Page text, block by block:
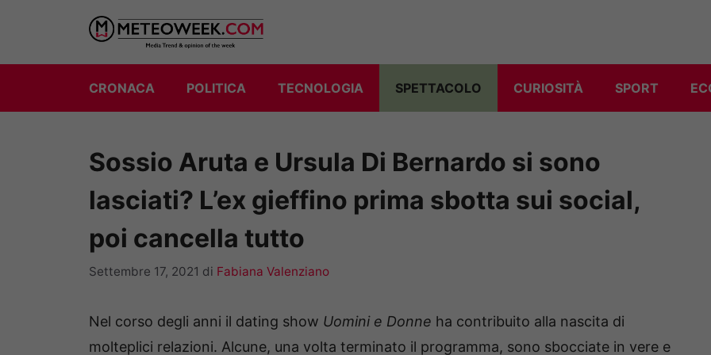
contenuto
CRONACA POLITICA TECNOLOGIA SPETTACOLO CURIOSITÀ SPORT
Sossio Aruta e Ursula Di Bernardo si sono
lasciati? L’ex gieffino prima sbotta sui social,
poi cancella tutto
Settembre 17, 2021 di Fabiana Valenziano
Nel corso degli anni il dating show Uomini e Donne ha contribuito alla nascita di
molteplici relazioni. Alcune, una volta terminato il programma, sono sbocciate in vere e